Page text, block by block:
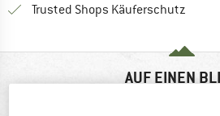
Trusted Shops Käuferschutz
AUF EINEN